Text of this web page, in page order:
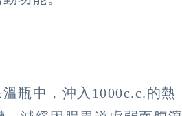
瓶中，沖入1000c.c.的熱